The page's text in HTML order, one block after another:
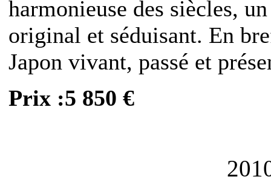
harmonieuse des siècles,
original et séduisant. En
Japon vivant, passé et
Prix :5 850 €